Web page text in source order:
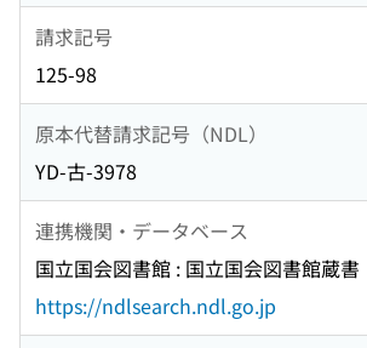
請求記号
125-98
原本代替請求記号（NDL）
YD-古-3978
連携機関・データベース
国立国会図書館 : 国立国会図書館蔵書
https://ndlsearch.ndl.go.jp